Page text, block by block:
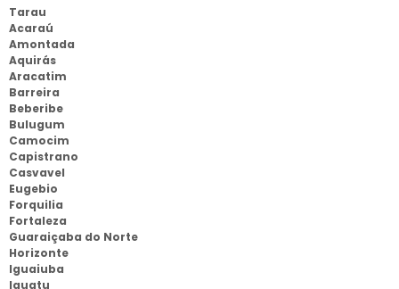
Tarau
Acaraú
Amontada
Aquirás
Aracatim
Barreira
Beberibe
Bulugum
Camocim
Capistrano
Casvavel
Eugebio
Forquilia
Fortaleza
Guaraiçaba do Norte
Horizonte
Iguaiuba
Iguatu